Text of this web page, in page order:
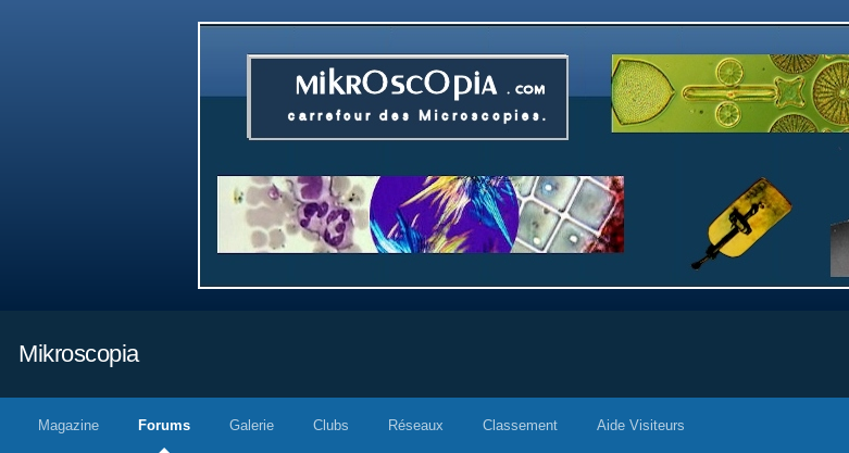
Mikroscopia
Magazine Forums Galerie Clubs Réseaux Classement Aide Visiteurs